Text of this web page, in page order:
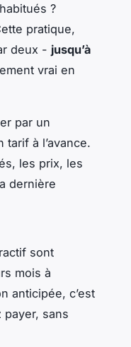
?
pratique,
deux - jusqu’à
vrai en
par un
à l’avance.
les prix, les
dernière
sont
mois à
anticipée, c’est
sans